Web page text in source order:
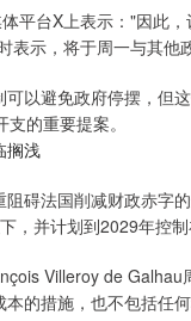
平台X上表示："因此
表示，将于周一与其他
可以避免政府停摆，但
的重要提案。
搁浅
阻碍法国削减财政赤字
下，并计划到2029年控
Villeroy de
的措施，也不包括任何